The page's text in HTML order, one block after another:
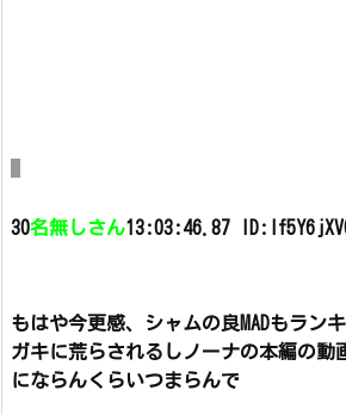
30名無しさん13:03:46.87
もはや今更感、
シャムの良MADもラン
ガキに荒らされるし ノーナの本編の動
にならんくらいつまらんで